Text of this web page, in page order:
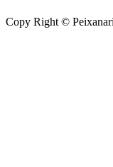
Copy Right ©